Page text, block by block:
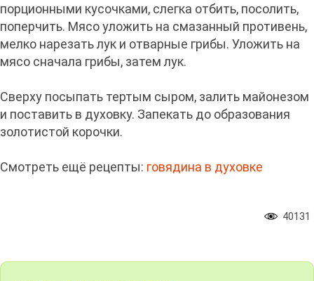
порционными кусочками, слегка отбить, посолить,
поперчить. Мясо уложить на смазанный противень,
мелко нарезать лук и отварные грибы. Уложить на
мясо сначала грибы, затем лук.
Сверху посыпать тертым сыром, залить майонезом
и поставить в духовку. Запекать до образования
золотистой корочки.
Смотреть ещё рецепты: говядина в духовке
40131